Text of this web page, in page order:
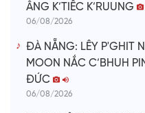
ÂNG K’TIÊC K’RUUNG
06/08/2026
ĐÀ NẴNG: LÊY P'GHIT
MOON NẮC C’BHUH
ĐỨC
06/08/2026